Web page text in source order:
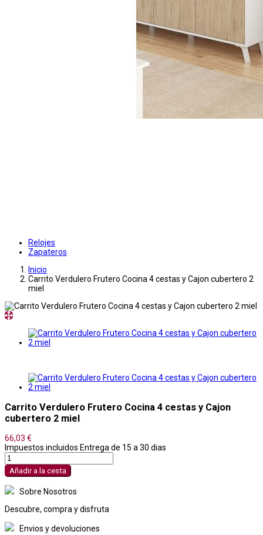
Relojes
Zapateros
Inicio
Carrito Verdulero Frutero Cocina 4 cestas y Cajon cubertero 2
miel
Carrito Verdulero Frutero Cocina 4 cestas y Cajon
cubertero 2 miel
66,03 €
Impuestos incluidos Entrega de 15 a 30 dias
Añadir a la cesta
Sobre Nosotros
Descubre, compra y disfruta
Envios y devoluciones